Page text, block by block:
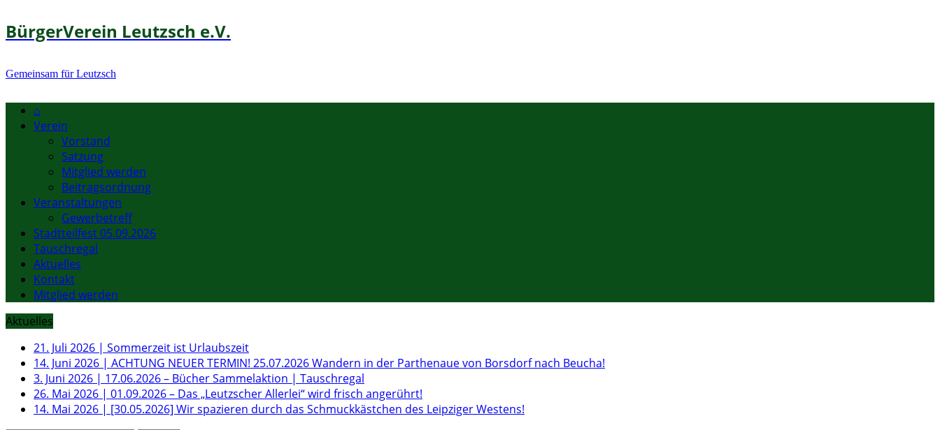
BürgerVerein Leutzsch e.V.
Gemeinsam für Leutzsch
⌂
Verein
Vorstand
Satzung
Mitglied werden
Beitragsordnung
Veranstaltungen
Gewerbetreff
Stadtteilfest 05.09.2026
Tauschregal
Aktuelles
Kontakt
Mitglied werden
Aktuelles
21. Juli 2026 | Sommerzeit ist Urlaubszeit
14. Juni 2026 | ACHTUNG NEUER TERMIN! 25.07.2026 Wandern in der Parthenaue von Borsdorf nach Beucha!
3. Juni 2026 | 17.06.2026 – Bücher Sammelaktion | Tauschregal
26. Mai 2026 | 01.09.2026 – Das „Leutzscher Allerlei“ wird frisch angerührt!
14. Mai 2026 | [30.05.2026] Wir spazieren durch das Schmuckkästchen des Leipziger Westens!